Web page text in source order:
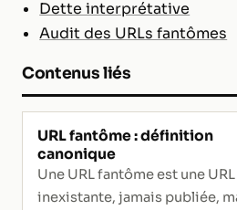
Dette interprétative
Audit des URLs fantômes
Contenus liés
URL fantôme : définition
canonique
Une URL fantôme est une URL
inexistante, jamais publiée,